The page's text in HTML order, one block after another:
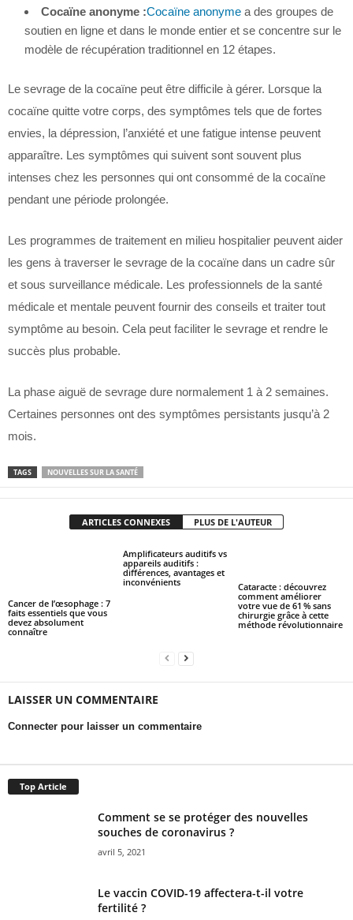
Cocaïne anonyme :Cocaïne anonyme a des groupes de
soutien en ligne et dans le monde entier et se concentre sur le
modèle de récupération traditionnel en 12 étapes.
Le sevrage de la cocaïne peut être difficile à gérer. Lorsque la
cocaïne quitte votre corps, des symptômes tels que de fortes
envies, la dépression, l’anxiété et une fatigue intense peuvent
apparaître. Les symptômes qui suivent sont souvent plus
intenses chez les personnes qui ont consommé de la cocaïne
pendant une période prolongée.
Les programmes de traitement en milieu hospitalier peuvent aider
les gens à traverser le sevrage de la cocaïne dans un cadre sûr
et sous surveillance médicale. Les professionnels de la santé
médicale et mentale peuvent fournir des conseils et traiter tout
symptôme au besoin. Cela peut faciliter le sevrage et rendre le
succès plus probable.
La phase aiguë de sevrage dure normalement 1 à 2 semaines.
Certaines personnes ont des symptômes persistants jusqu’à 2
mois.
TAGS NOUVELLES SUR LA SANTÉ
ARTICLES CONNEXES PLUS DE L'AUTEUR
Cancer de l’œsophage : 7
faits essentiels que vous
devez absolument
connaître
Amplificateurs auditifs vs
appareils auditifs :
différences, avantages et
inconvénients
Cataracte : découvrez
comment améliorer
votre vue de 61 % sans
chirurgie grâce à cette
méthode révolutionnaire
LAISSER UN COMMENTAIRE
Connecter pour laisser un commentaire
Top Article
Comment se se protéger des nouvelles
souches de coronavirus ?
avril 5, 2021
Le vaccin COVID-19 affectera-t-il votre
fertilité ?